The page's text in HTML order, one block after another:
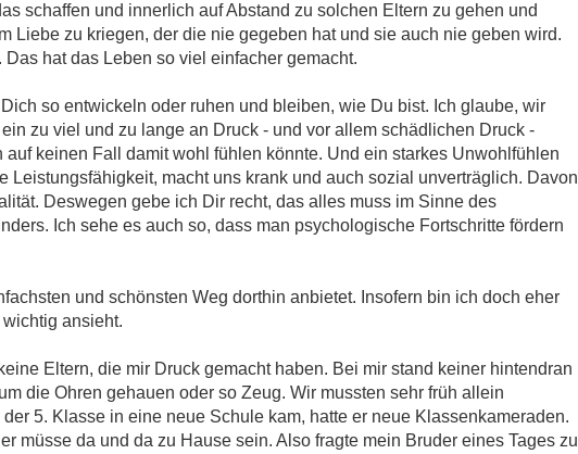
schaffen und innerlich auf Abstand zu solchen Eltern zu gehen und
Liebe zu kriegen, der die nie gegeben hat und sie auch nie geben wird.
hat das Leben so viel einfacher gemacht.
so entwickeln oder ruhen und bleiben, wie Du bist. Ich glaube, wir
zu viel und zu lange an Druck - und vor allem schädlichen Druck -
keinen Fall damit wohl fühlen könnte. Und ein starkes Unwohlfühlen
Leistungsfähigkeit, macht uns krank und auch sozial unverträglich. Davon
Deswegen gebe ich Dir recht, das alles muss im Sinne des
Ich sehe es auch so, dass man psychologische Fortschritte fördern
und schönsten Weg dorthin anbietet. Insofern bin ich doch eher
ansieht.
Eltern, die mir Druck gemacht haben. Bei mir stand keiner hintendran
die Ohren gehauen oder so Zeug. Wir mussten sehr früh allein
5. Klasse in eine neue Schule kam, hatte er neue Klassenkameraden.
müsse da und da zu Hause sein. Also fragte mein Bruder eines Tages zu